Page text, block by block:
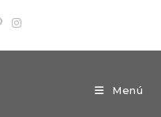
Menú